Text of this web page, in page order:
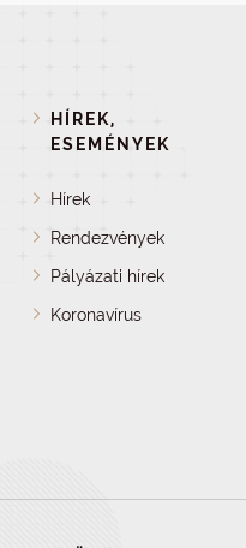
HÍREK,
ESEMÉNYEK
Hírek
Rendezvények
Pályázati hírek
Koronavírus